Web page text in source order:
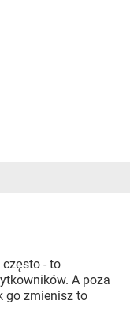
- to
A poza
go zmienisz to